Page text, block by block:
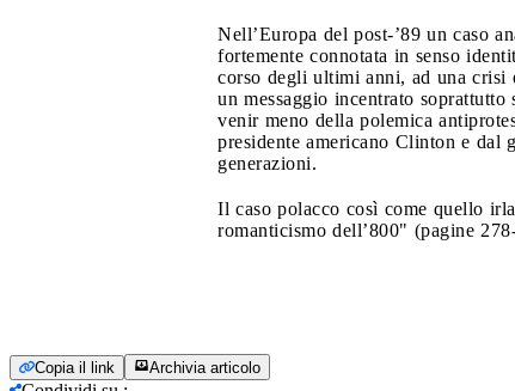
Nell’Europa del post-’89 un caso
fortemente connotata in senso
corso degli ultimi anni, ad una crisi
un messaggio incentrato
venir meno della polemica
presidente americano Clinton e dal
generazioni.
Il caso polacco così come quello
romanticismo dell’800" (pagine
Copia il link Archivia articolo